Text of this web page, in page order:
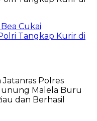
Cukai
Tangkap Kurir di